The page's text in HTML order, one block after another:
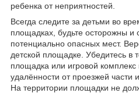
ребенка от неприятностей.
Всегда следите за детьми во
площадках, будьте осторожны и
потенциально опасных мест.
детской площадке. Убедитесь в
площадка или игровой
удалённости от проезжей части
На территории площадки не